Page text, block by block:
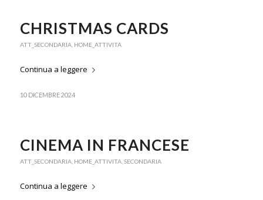
CHRISTMAS CARDS
ATT_SECONDARIA, HOME_ATTIVITA
Continua a leggere
10 DICEMBRE 2024
CINEMA IN FRANCESE
ATT_SECONDARIA, HOME_ATTIVITA, SECONDARIA
Continua a leggere